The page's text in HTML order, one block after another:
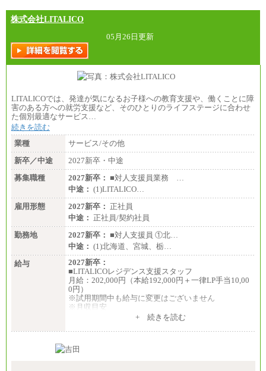
■（株）JTBグローバルマーケティング＆トラベル
訪日事業職 月給202,000～227,000円＋地域間調整
給
※詳細はJTBキャリアサイトよりご確認ください。
■(株)JTBビジネストランスフォーム
総合職 月給205,000～225,000円＋地域間調整給
※詳細はJTBキャリアサイトよりご確認ください。
■(株)JTBデータサービス ※2027年新卒募集終了
※詳細はJTBキャリアサイトよりご確認ください。
■I&Jデジタルイノベーション(株)
総合職 月給224,500～242,600円＋地域手当
※詳細はJTBキャリアサイトよりご確認ください。
＜有期社員コース＞
■(株)JTBビジネストランスフォーム
有期契約職 月給185,000～195,000円
※詳細はJTBキャリアサイトよりご確認ください。
■(株)JTBパブリッシング ※2027年新卒募集終了
総合職 月給241,000円
中途：
①月給227,000円以上
②月給212,000円以上
③月給172,500円以上
④月給23万円～37万円
⑤月給20万円～25万円
⑥月給33万円～48万円
⑦月給271,000円以上
⑧～⑮月給200,000円〜月給400,000円
⑯月給185,000円以上
⑱月給212,000円以上
株式会社LITALICO
05月26日更新
LITALICOでは、発達が気になるお子様への教育支援や、働くことに障
害のある方への就労支援など、そのひとりのライフステージに合わせ
た個別最適なサービス…
続きを読む
業種
サービス/その他
新卒／中途
2027新卒・中途
募集職種
2027新卒： ■対人支援員業務 …
中途： (1)LITALICO…
雇用形態
2027新卒： 正社員
中途： 正社員/契約社員
勤務地
2027新卒： ■対人支援員 ①北…
中途： (1)北海道、宮城、栃…
給与
2027新卒：
■LITALICOレジデンス支援スタッフ
月給：202,000円（本給192,000円＋一律LP手当10,00
0円）
※試用期間中も給与に変更はございません
※月収目安
夜勤回数により変動
条件あり）
+ 続きを読む